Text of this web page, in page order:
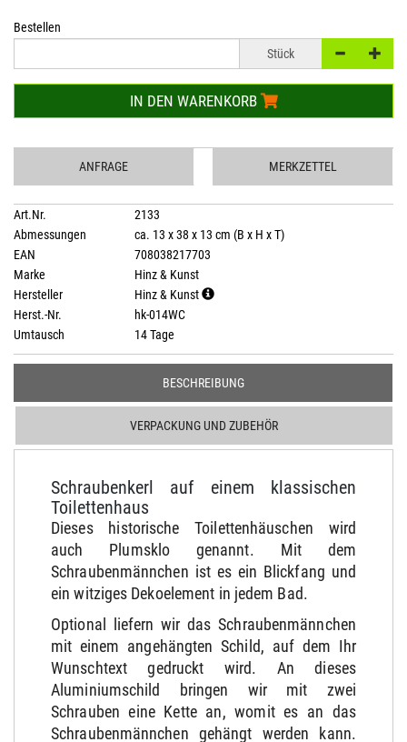
Bestellen
Stück
IN DEN WARENKORB
ANFRAGE MERKZETTEL
Art.Nr.
2133
Abmessungen
ca. 13 x 38 x 13 cm (B x H x T)
EAN
708038217703
Marke
Hinz & Kunst
Hersteller
Hinz & Kunst
Herst.-Nr.
hk-014WC
Umtausch
14 Tage
BESCHREIBUNG
VERPACKUNG UND ZUBEHÖR
Schraubenkerl auf einem klassischen
Toilettenhaus
Dieses historische Toilettenhäuschen wird
auch Plumsklo genannt. Mit dem
Schraubenmännchen ist es ein Blickfang und
ein witziges Dekoelement in jedem Bad.
Optional liefern wir das Schraubenmännchen
mit einem angehängten Schild, auf dem Ihr
Wunschtext gedruckt wird. An dieses
Aluminiumschild bringen wir mit zwei
Schrauben eine Kette an, womit es an das
Schraubenmännchen gehängt werden kann.